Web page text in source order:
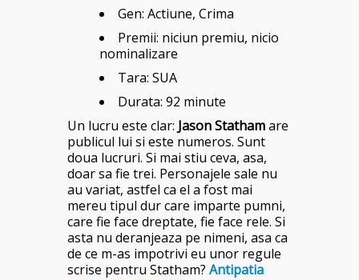
Gen: Actiune, Crima
Premii: niciun premiu, nicio
nominalizare
Tara: SUA
Durata: 92 minute
Un lucru este clar: Jason Stathamare
publicul lui si este numeros. Sunt
doua lucruri. Si mai stiu ceva, asa,
doar sa fie trei. Personajele sale nu
au variat, astfel ca el a fost mai
mereu tipul dur care imparte pumni,
care fie face dreptate, fie face rele. Si
asta nu deranjeaza pe nimeni, asa ca
de ce m-as impotrivi eu unor regule
scrise pentru Statham? Antipatia